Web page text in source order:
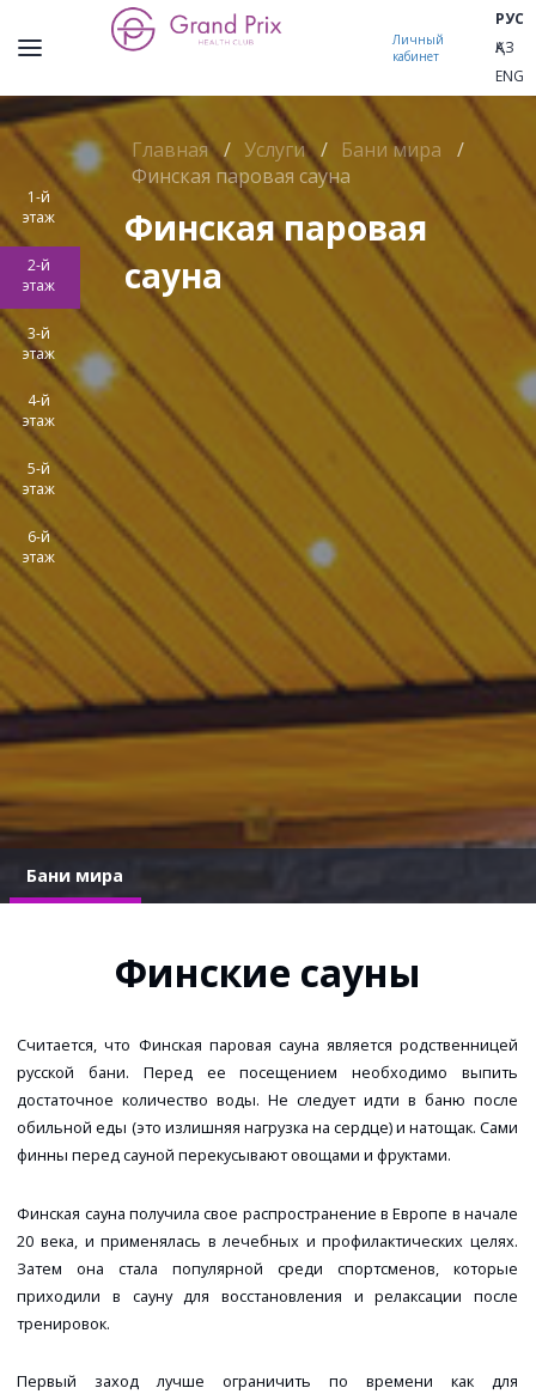
Личный
кабинет
РУС
ҚАЗ
ENG
1-й
этаж
2-й
этаж
3-й
этаж
4-й
этаж
5-й
этаж
6-й
этаж
Главная / Услуги / Бани мира
/
Финская паровая сауна
Финская паровая
сауна
Бани мира
Финские сауны
Считается, что Финская паровая сауна является родственницей
русской бани. Перед ее посещением необходимо выпить
достаточное количество воды. Не следует идти в баню после
обильной еды (это излишняя нагрузка на сердце) и натощак. Сами
финны перед сауной перекусывают овощами и фруктами.
Финская сауна получила свое распространение в Европе в начале
20 века, и применялась в лечебных и профилактических целях.
Затем она стала популярной среди спортсменов, которые
приходили в сауну для восстановления и релаксации после
тренировок.
Первый заход лучше ограничить по времени как для